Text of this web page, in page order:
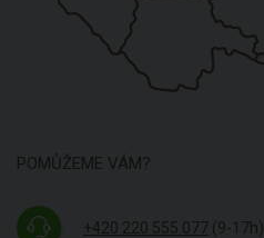
POMŮŽEME VÁM?
+420 220 555 077 (9-17h)